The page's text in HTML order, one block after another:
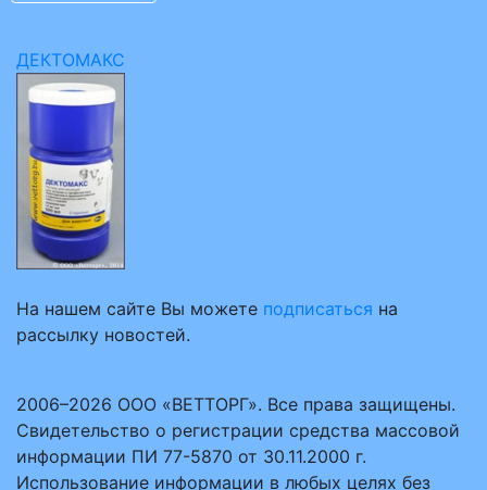
ДЕКТОМАКС
На нашем сайте Вы можете подписаться на
рассылку новостей.
2006–2026 ООО «ВЕТТОРГ». Все права защищены.
Свидетельство о регистрации средства массовой
информации ПИ 77-5870 от 30.11.2000 г.
Использование информации в любых целях без